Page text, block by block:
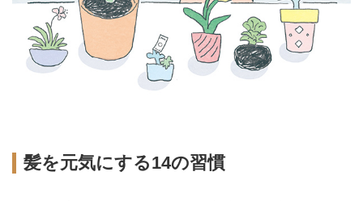
髪を元気にする14の習慣